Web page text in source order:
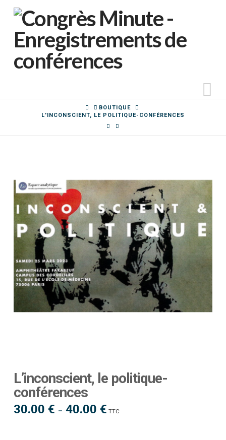
HOMEBOUTIQUE
L'INCONSCIENT, LE POLITIQUE-CONFÉRENCES
L’inconscient, le politique-
conférences
30.00 € – 40.00 €Plage
de
TTC